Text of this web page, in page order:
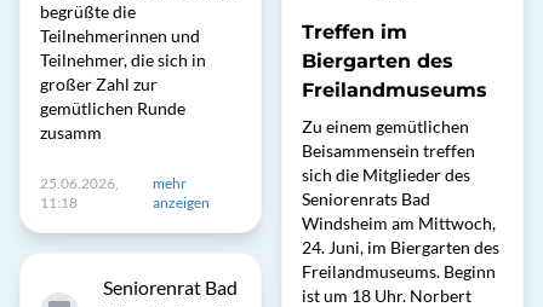
begrüßte die
Teilnehmerinnen und
Teilnehmer, die sich in
großer Zahl zur
gemütlichen Runde
zusamm
25.06.2026,
11:18
mehr
anzeigen
Seniorenrat Bad
Treffen im
Biergarten des
Freilandmuseums
Zu einem gemütlichen
Beisammensein treffen
sich die Mitglieder des
Seniorenrats Bad
Windsheim am Mittwoch,
24. Juni, im Biergarten des
Freilandmuseums. Beginn
ist um 18 Uhr. Norbert